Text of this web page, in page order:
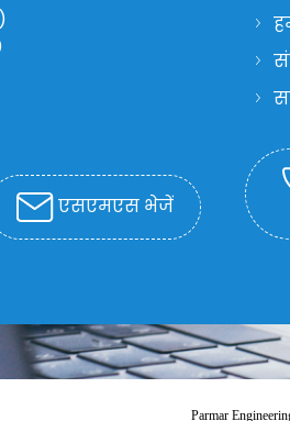
)
एसएमएस भेजें
Parmar Engineering